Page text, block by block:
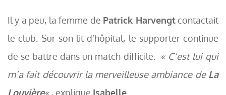
Il y a peu, la femme de Patrick Harvengtcontactait
le club. Sur son lit d’hôpital, le supporter continue
de se battre dans un match difficile. « C’est lui qui
m’a fait découvrir la merveilleuse ambiance de La
Louvière« , explique Isabelle